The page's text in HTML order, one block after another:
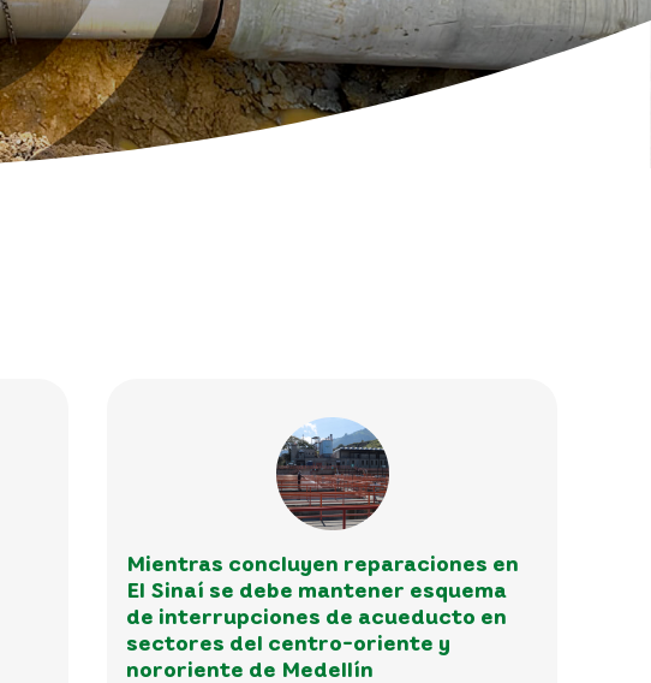
Mientras concluyen reparaciones en
El Sinaí se debe mantener esquema
de interrupciones de acueducto en
sectores del centro-oriente y
nororiente de Medellín